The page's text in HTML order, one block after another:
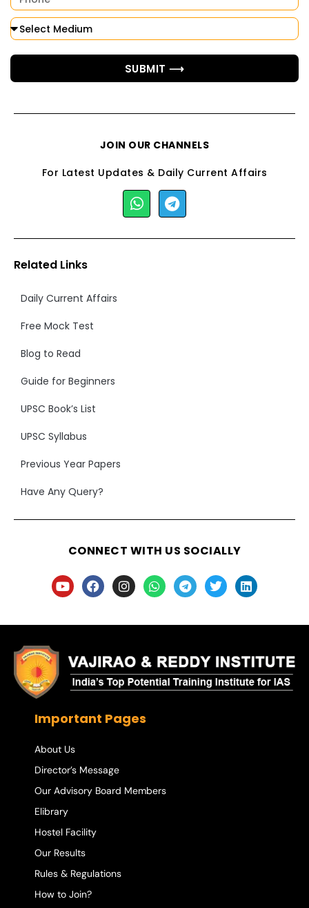
SUBMIT ⟶
JOIN OUR CHANNELS
For Latest Updates & Daily Current Affairs
Related Links
Daily Current Affairs
Free Mock Test
Blog to Read
Guide for Beginners
UPSC Book’s List
UPSC Syllabus
Previous Year Papers
Have Any Query?
CONNECT WITH US SOCIALLY
Important Pages
About Us
Director’s Message
Our Advisory Board Members
Elibrary
Hostel Facility
Our Results
Rules & Regulations
How to Join?